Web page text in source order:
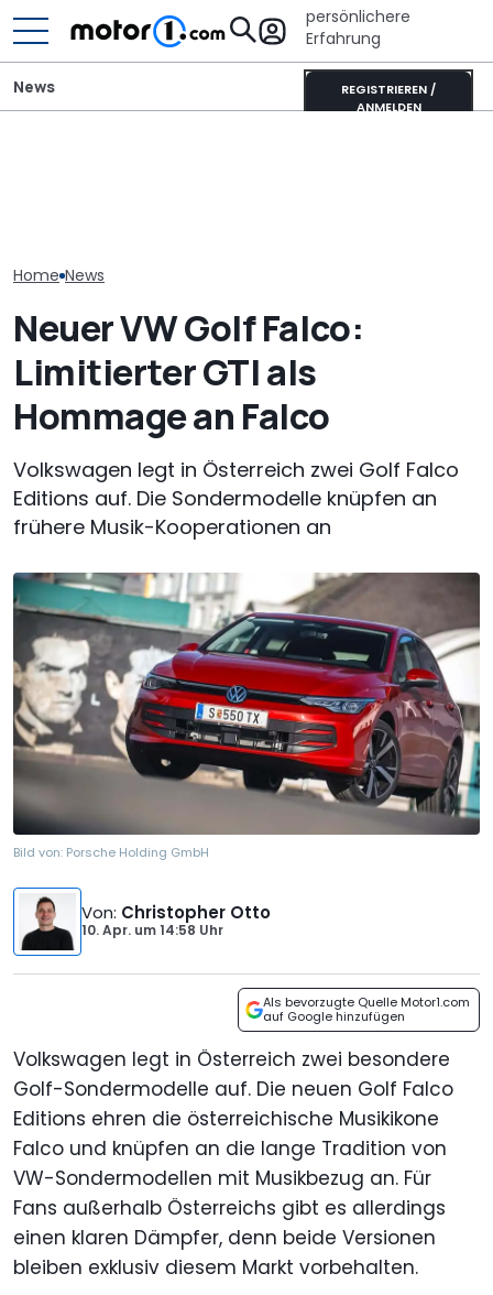
persönlichere
Erfahrung
REGISTRIEREN /
ANMELDEN
News
Home News
Neuer VW Golf Falco:
Limitierter GTI als
Hommage an Falco
Volkswagen legt in Österreich zwei Golf Falco
Editions auf. Die Sondermodelle knüpfen an
frühere Musik-Kooperationen an
Bild von: Porsche Holding GmbH
Von: Christopher Otto
10. Apr. um14:58 Uhr
Als bevorzugte Quelle Motor1.com
auf Google hinzufügen
Volkswagen legt in Österreich zwei besondere
Golf-Sondermodelle auf. Die neuen Golf Falco
Editions ehren die österreichische Musikikone
Falco und knüpfen an die lange Tradition von
VW-Sondermodellen mit Musikbezug an. Für
Fans außerhalb Österreichs gibt es allerdings
einen klaren Dämpfer, denn beide Versionen
bleiben exklusiv diesem Markt vorbehalten.